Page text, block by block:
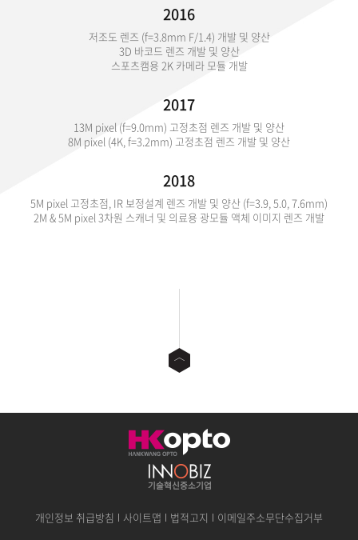
2016
저조도 렌즈 (f=3.8mm F/1.4) 개발 및 양산
3D 바코드 렌즈 개발 및 양산
스포츠캠용 2K 카메라 모듈 개발
2017
13M pixel (f=9.0mm) 고정초점 렌즈 개발 및 양산
8M pixel (4K, f=3.2mm) 고정초점 렌즈 개발 및 양산
2018
5M pixel 고정초점, IR 보정설계 렌즈 개발 및 양산 (f=3.9, 5.0, 7.6mm)
2M & 5M pixel 3차원 스캐너 및 의료용 광모듈 액체 이미지 렌즈 개발
개인정보 취급방침 사이트맵 법적고지 이메일주소무단수집거부